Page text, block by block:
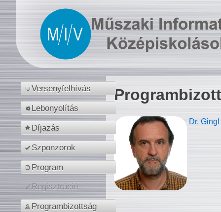
Versenyfelhívás
Lebonyolítás
Díjazás
Szponzorok
Program
Regisztráció
Programbizottság
Dr.